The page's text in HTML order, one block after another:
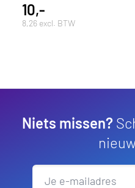
10,-
8,26 excl. BTW
Niets missen?